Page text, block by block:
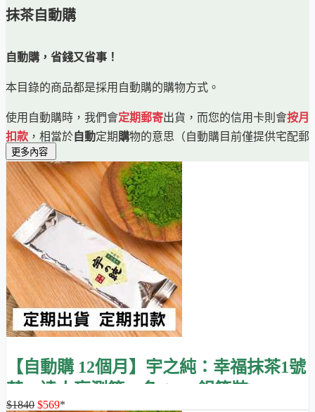
抹茶自動購
自動購，省錢又省事！
本目錄的商品都是採用自動購的購物方式。
使用自動購時，我們會定期郵寄出貨，而您的信用卡則會按月
扣款 ，相當於自動定期購物的意思（自動購目前僅提供宅配郵
寄到府、信用卡扣款的方式）。
自動購有點類似訂閱雜誌，讓您定期自動收到最新的商品，但
比訂閱雜誌好的是，您無須一次先付完一年或幾年的商品費
用，而是按月付款。
自動購的按月付款有點類似手機方案的按月付款，但比手機方
案更好的是，保證不漲價，保證降價時也跟進降價。
自動購還有很多好處，而且 沒有風險
息請看自動購說明 。
更多內容
【自動購 12個月】宇之純：幸福抹茶1號
茶，達人盲測第一名 (30g 鋁箔裝)
$1840 $569*